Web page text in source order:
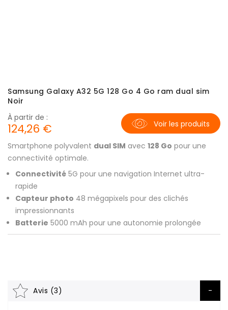
Samsung Galaxy A32 5G 128 Go 4 Go ram dual sim
Noir
Smartphone polyvalent dual SIM avec 128 Go pour une
connectivité optimale.
À partir de :
124,26 € Voir les produits
Connectivité 5G pour une navigation Internet ultra-
rapide
Capteur photo 48 mégapixels pour des clichés
impressionnants
Batterie 5000 mAh pour une autonomie prolongée
Avis (3)